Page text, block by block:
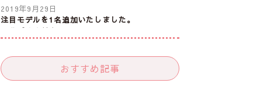
2019年9月29日
注目モデルを1名追加いたしました。
是非ご覧ください。
2019年9月29日
おすすめ記事